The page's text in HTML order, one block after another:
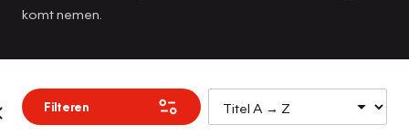
komt nemen.
Filteren